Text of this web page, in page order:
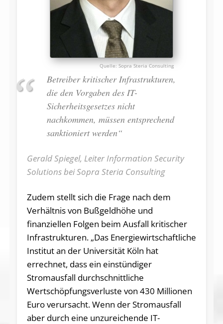
Sopra Steria Consulting
Betreiber kritischer Infrastrukturen,
die den Vorgaben des IT-
Sicherheitsgesetzes nicht
nachkommen, müssen entsprechend
sanktioniert werden“
Gerald Spiegel, Leiter Information Security
Solutions bei Sopra Steria Consulting
Zudem stellt sich die Frage nach dem
Verhältnis von Bußgeldhöhe und
finanziellen Folgen beim Ausfall kritischer
Infrastrukturen. „Das Energiewirtschaftliche
Institut an der Universität Köln hat
errechnet, dass ein einstündiger
Stromausfall durchschnittliche
Wertschöpfungsverluste von 430 Millionen
Euro verursacht. Wenn der Stromausfall
aber durch eine unzureichende IT-